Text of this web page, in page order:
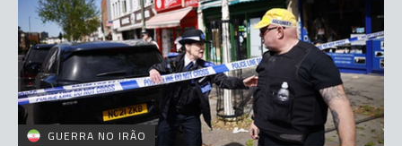
GUERRA NO IRÃO